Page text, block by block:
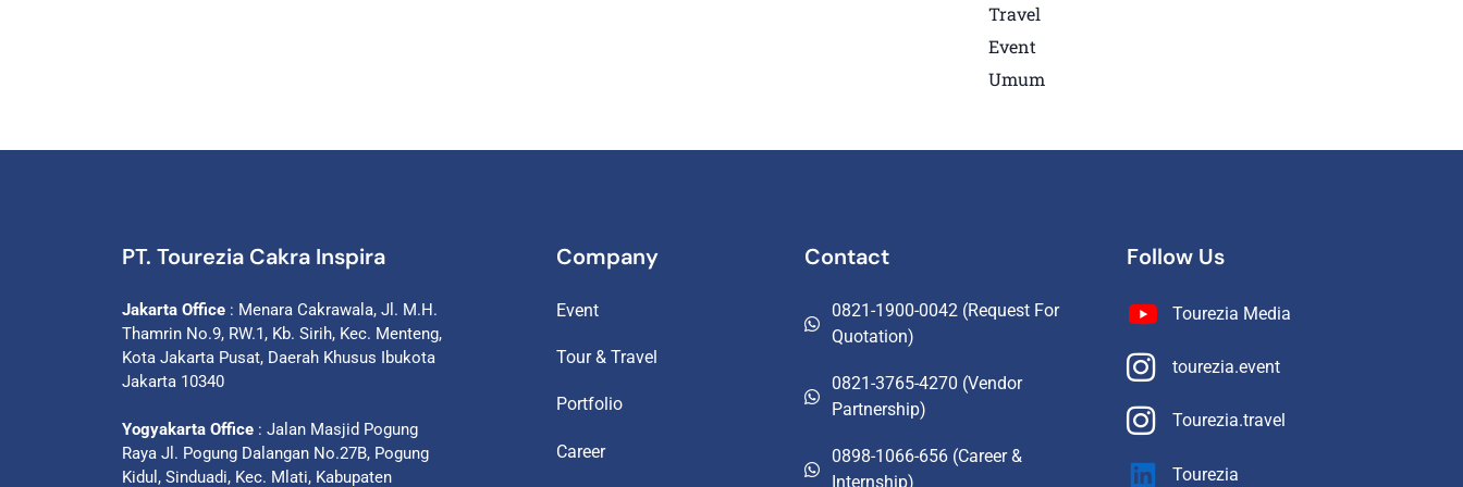
Travel
Event
Umum
PT. Tourezia Cakra Inspira
Jakarta Office : Menara Cakrawala, Jl. M.H.
Thamrin No.9, RW.1, Kb. Sirih, Kec. Menteng,
Kota Jakarta Pusat, Daerah Khusus Ibukota
Jakarta 10340
Yogyakarta Office : Jalan Masjid Pogung
Raya Jl. Pogung Dalangan No.27B, Pogung
Kidul, Sinduadi, Kec. Mlati, Kabupaten
Company
Event
Tour & Travel
Portfolio
Career
Contact
0821-1900-0042 (Request For
Quotation)
0821-3765-4270 (Vendor
Partnership)
0898-1066-656 (Career &
Internship)
Follow Us
Tourezia Media
tourezia.event
Tourezia.travel
Tourezia